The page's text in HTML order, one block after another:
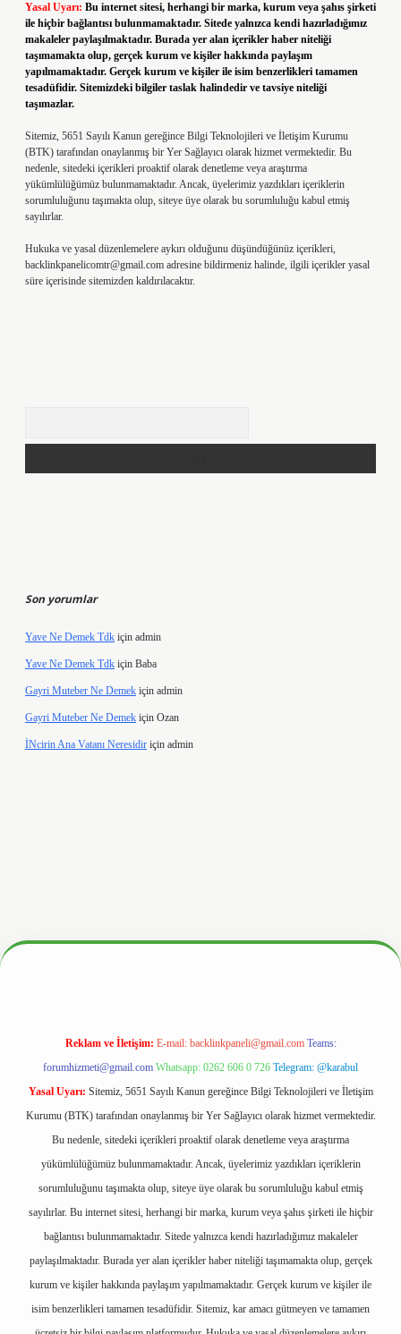
Yasal Uyarı: Bu internet sitesi, herhangi bir marka, kurum veya şahıs şirketi
ile hiçbir bağlantısı bulunmamaktadır. Sitede yalnızca kendi hazırladığımız
makaleler paylaşılmaktadır. Burada yer alan içerikler haber niteliği
taşımamakta olup, gerçek kurum ve kişiler hakkında paylaşım
yapılmamaktadır. Gerçek kurum ve kişiler ile isim benzerlikleri tamamen
tesadüfidir. Sitemizdeki bilgiler taslak halindedir ve tavsiye niteliği
taşımazlar.
Sitemiz, 5651 Sayılı Kanun gereğince Bilgi Teknolojileri ve İletişim Kurumu
(BTK) tarafından onaylanmış bir Yer Sağlayıcı olarak hizmet vermektedir. Bu
nedenle, sitedeki içerikleri proaktif olarak denetleme veya araştırma
yükümlülüğümüz bulunmamaktadır. Ancak, üyelerimiz yazdıkları içeriklerin
sorumluluğunu taşımakta olup, siteye üye olarak bu sorumluluğu kabul etmiş
sayılırlar.
Hukuka ve yasal düzenlemelere aykırı olduğunu düşündüğünüz içerikleri,
backlinkpanelicomtr@gmail.com adresine bildirmeniz halinde, ilgili içerikler yasal
süre içerisinde sitemizden kaldırılacaktır.
Son yorumlar
Yave Ne Demek Tdk için admin
Yave Ne Demek Tdk için Baba
Gayri Muteber Ne Demek için admin
Gayri Muteber Ne Demek için Ozan
İNcirin Ana Vatanı Neresidir için admin
Reklam ve İletişim: E-mail: backlinkpaneli@gmail.com Teams:
forumhizmeti@gmail.com Whatsapp: 0262 606 0 726 Telegram: @karabul
Yasal Uyarı: Sitemiz, 5651 Sayılı Kanun gereğince Bilgi Teknolojileri ve İletişim
Kurumu (BTK) tarafından onaylanmış bir Yer Sağlayıcı olarak hizmet vermektedir.
Bu nedenle, sitedeki içerikleri proaktif olarak denetleme veya araştırma
yükümlülüğümüz bulunmamaktadır. Ancak, üyelerimiz yazdıkları içeriklerin
sorumluluğunu taşımakta olup, siteye üye olarak bu sorumluluğu kabul etmiş
sayılırlar. Bu internet sitesi, herhangi bir marka, kurum veya şahıs şirketi ile hiçbir
bağlantısı bulunmamaktadır. Sitede yalnızca kendi hazırladığımız makaleler
paylaşılmaktadır. Burada yer alan içerikler haber niteliği taşımamakta olup, gerçek
kurum ve kişiler hakkında paylaşım yapılmamaktadır. Gerçek kurum ve kişiler ile
isim benzerlikleri tamamen tesadüfidir. Sitemiz, kar amacı gütmeyen ve tamamen